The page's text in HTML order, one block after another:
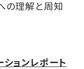
の理解と周知
ョンレポート